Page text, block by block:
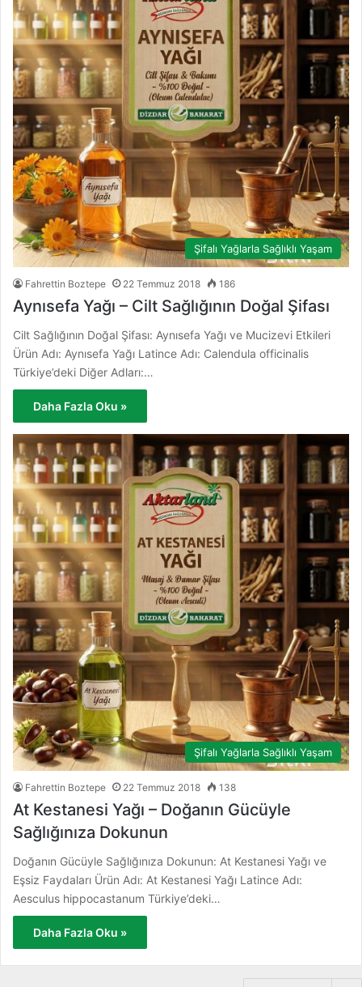
Şifalı Yağlarla Sağlıklı Yaşam
Fahrettin Boztepe 22 Temmuz 2018 186
Aynısefa Yağı – Cilt Sağlığının Doğal Şifası
Cilt Sağlığının Doğal Şifası: Aynısefa Yağı ve Mucizevi Etkileri
Ürün Adı: Aynısefa Yağı Latince Adı: Calendula officinalis
Türkiye’deki Diğer Adları:…
Daha Fazla Oku »
Şifalı Yağlarla Sağlıklı Yaşam
Fahrettin Boztepe 22 Temmuz 2018 138
At Kestanesi Yağı – Doğanın Gücüyle
Sağlığınıza Dokunun
Doğanın Gücüyle Sağlığınıza Dokunun: At Kestanesi Yağı ve
Eşsiz Faydaları Ürün Adı: At Kestanesi Yağı Latince Adı:
Aesculus hippocastanum Türkiye’deki…
Daha Fazla Oku »